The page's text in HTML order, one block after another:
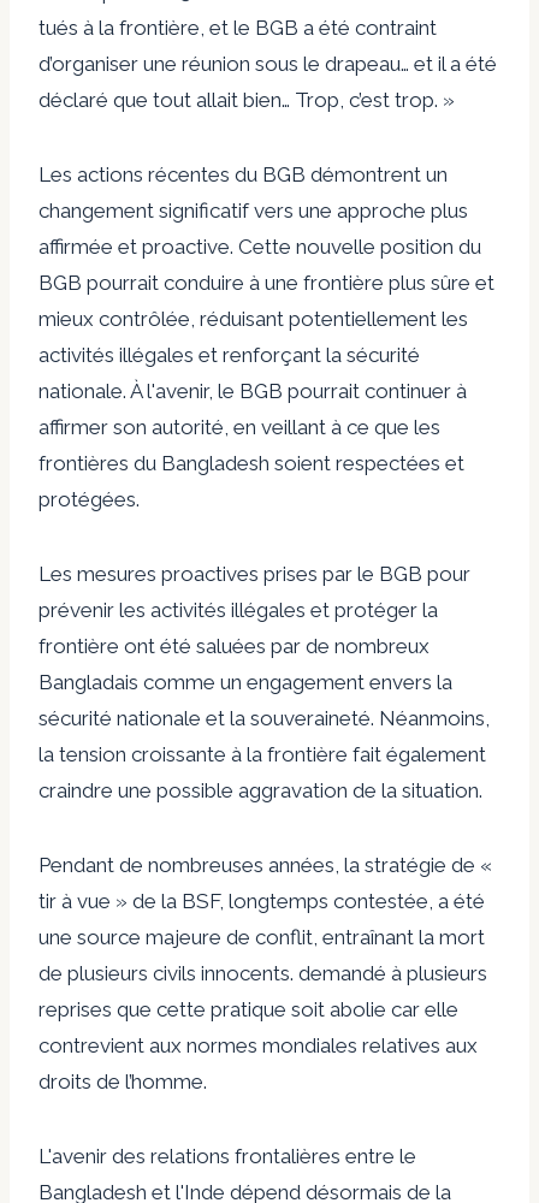
tués à la frontière, et le BGB a été contraint
d’organiser une réunion sous le drapeau… et il a été
déclaré que tout allait bien… Trop, c’est trop. »
Les actions récentes du BGB démontrent un
changement significatif vers une approche plus
affirmée et proactive. Cette nouvelle position du
BGB pourrait conduire à une frontière plus sûre et
mieux contrôlée, réduisant potentiellement les
activités illégales et renforçant la sécurité
nationale. À l'avenir, le BGB pourrait continuer à
affirmer son autorité, en veillant à ce que les
frontières du Bangladesh soient respectées et
protégées.
Les mesures proactives prises par le BGB pour
prévenir les activités illégales et protéger la
frontière ont été saluées par de nombreux
Bangladais comme un engagement envers la
sécurité nationale et la souveraineté. Néanmoins,
la tension croissante à la frontière fait également
craindre une possible aggravation de la situation.
Pendant de nombreuses années, la stratégie de «
tir à vue » de la BSF, longtemps contestée, a été
une source majeure de conflit, entraînant la mort
de plusieurs civils innocents. demandé à plusieurs
reprises que cette pratique soit abolie car elle
contrevient aux normes mondiales relatives aux
droits de l’homme.
L'avenir des relations frontalières entre le
Bangladesh et l'Inde dépend désormais de la